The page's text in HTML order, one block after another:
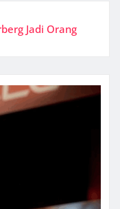
Jadi Orang